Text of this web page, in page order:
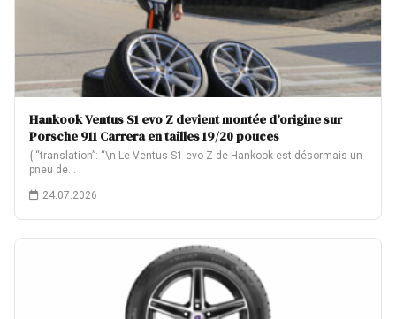
Hankook Ventus S1 evo Z devient montée d’origine sur
Porsche 911 Carrera en tailles 19/20 pouces
{ “translation”: “\n Le Ventus S1 evo Z de Hankook est désormais un
pneu de…
24.07.2026